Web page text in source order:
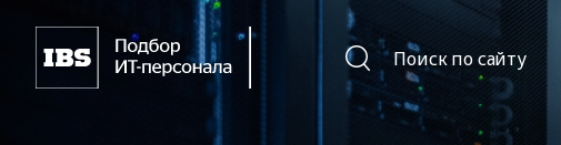
Поиск по сайту